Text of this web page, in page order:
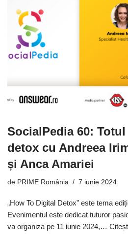
SocialPedia 60:
detox cu Andreea
și Anca Amariei
de PRIME România 7 iunie 2024
„How To Digital Detox” este tema
Evenimentul este dedicat tuturor
va organiza pe 11 iunie 2024,…